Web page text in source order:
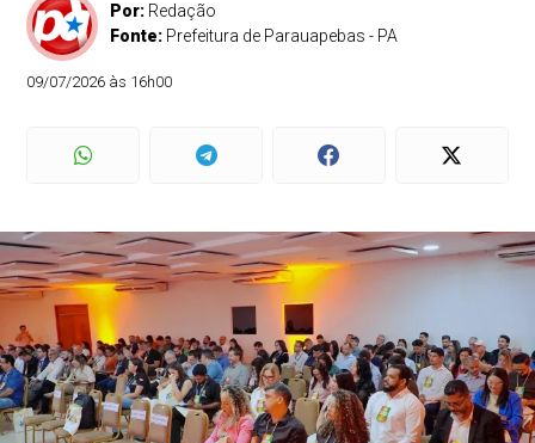
Por: Redação
Fonte: Prefeitura de Parauapebas - PA
09/07/2026 às 16h00